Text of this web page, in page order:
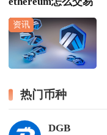
热门币种
DGB